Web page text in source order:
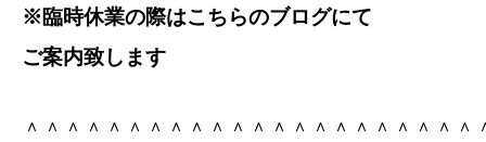
※臨時休業の際はこちらのブログにて
ご案内致します
＾＾＾＾＾＾＾＾＾＾＾＾＾＾＾＾＾＾＾＾＾